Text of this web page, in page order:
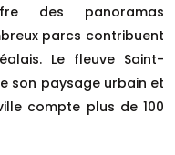
des panoramas
parcs contribuent
Le fleuve Saint-
son paysage urbain et
compte plus de 100